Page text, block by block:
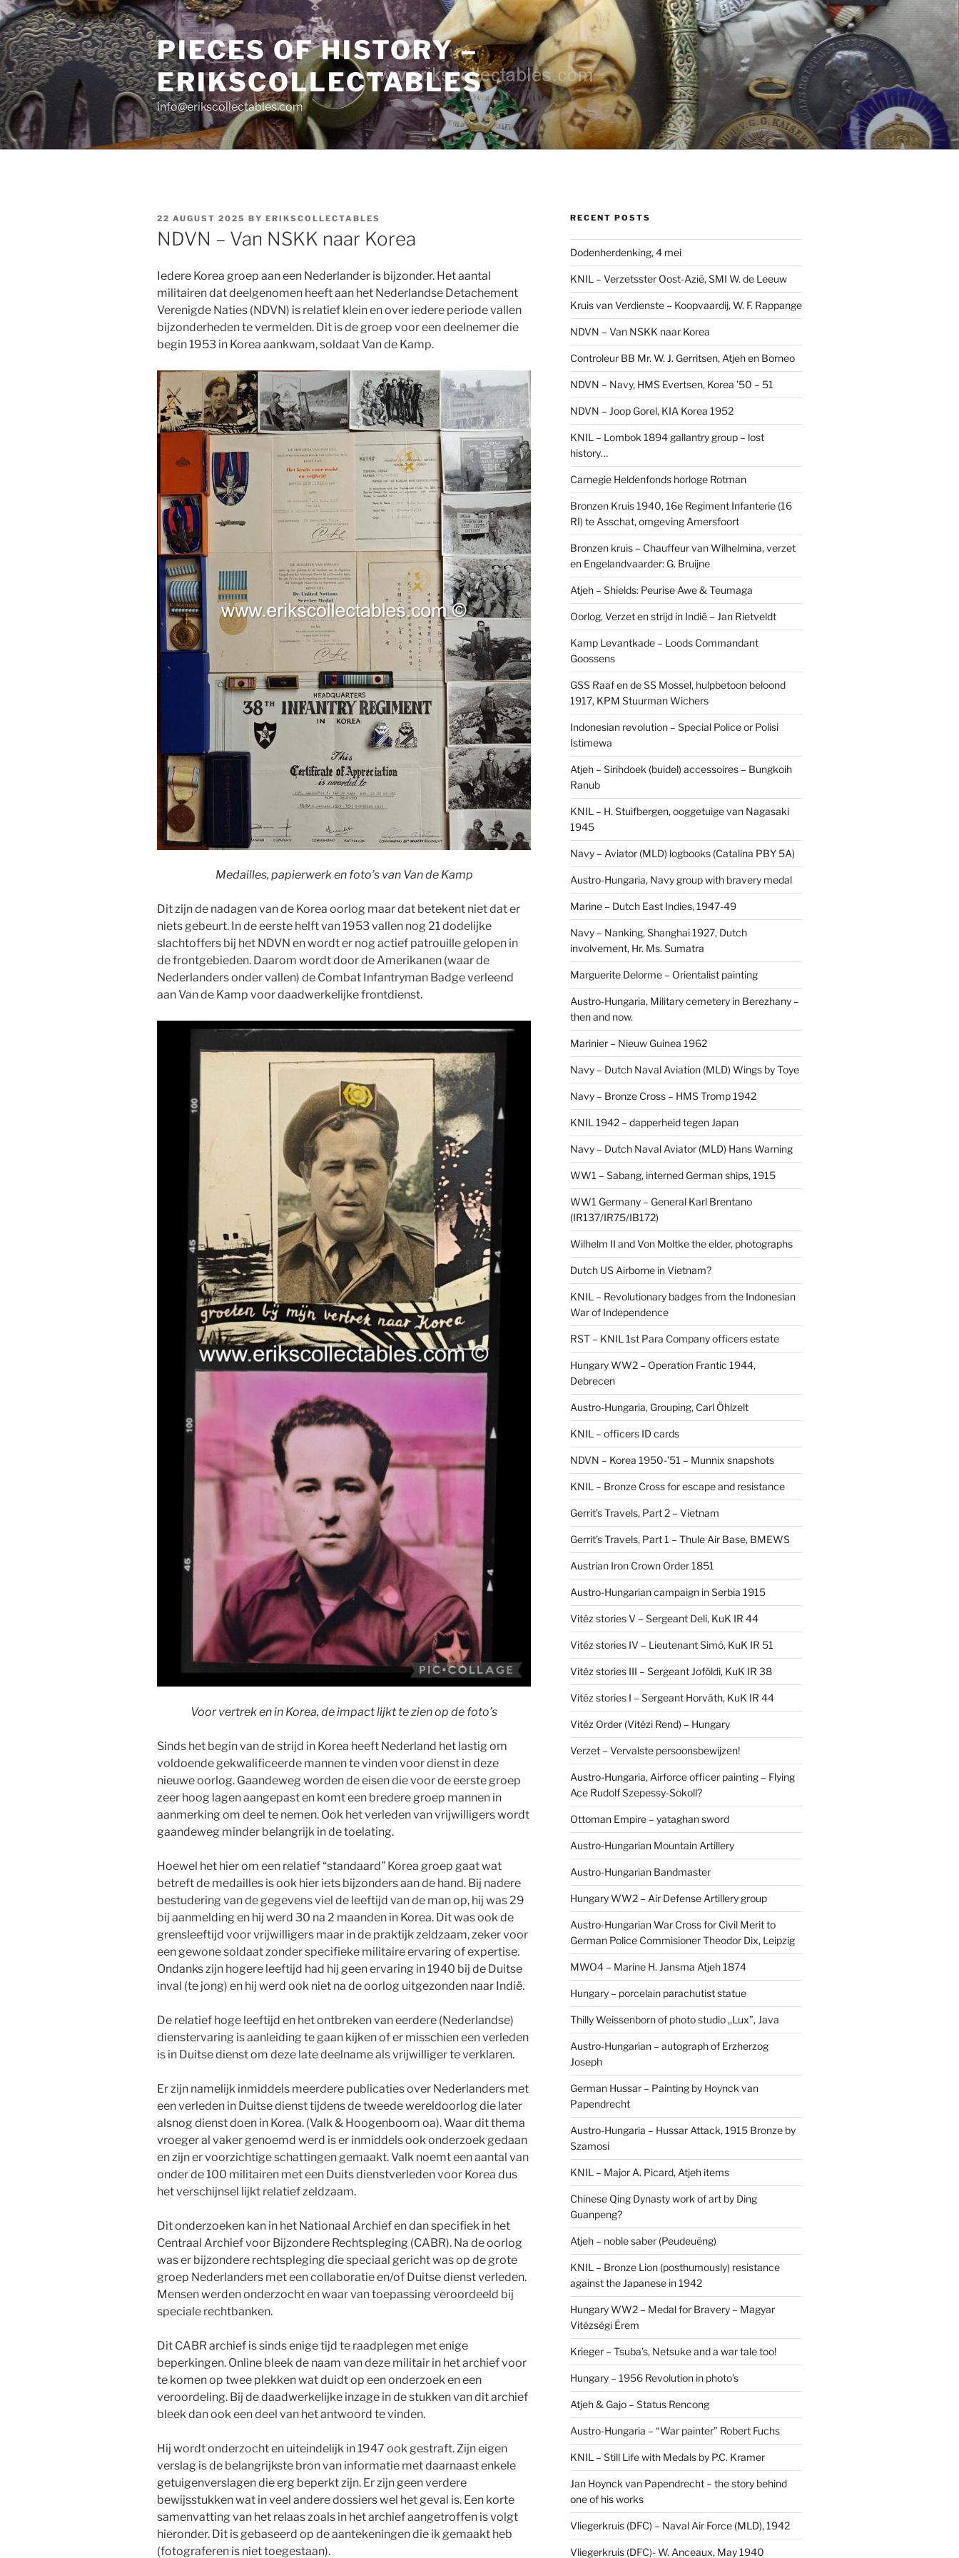
Skip
to
content
PIECES OF HISTORY –
ERIKSCOLLECTABLES
info@erikscollectables.com
POSTED
ON
22 AUGUST 2025 BY ERIKSCOLLECTABLES
NDVN – Van NSKK naar Korea
Iedere Korea groep aan een Nederlander is bijzonder. Het aantal
militairen dat deelgenomen heeft aan het Nederlandse Detachement
Verenigde Naties (NDVN) is relatief klein en over iedere periode vallen
bijzonderheden te vermelden. Dit is de groep voor een deelnemer die
begin 1953 in Korea aankwam, soldaat Van de Kamp.
Medailles, papierwerk en foto’s van Van de Kamp
Dit zijn de nadagen van de Korea oorlog maar dat betekent niet dat er
niets gebeurt. In de eerste helft van 1953 vallen nog 21 dodelijke
slachtoffers bij het NDVN en wordt er nog actief patrouille gelopen in
de frontgebieden. Daarom wordt door de Amerikanen (waar de
Nederlanders onder vallen) de Combat Infantryman Badge verleend
aan Van de Kamp voor daadwerkelijke frontdienst.
Voor vertrek en in Korea, de impact lijkt te zien op de foto’s
Sinds het begin van de strijd in Korea heeft Nederland het lastig om
voldoende gekwalificeerde mannen te vinden voor dienst in deze
nieuwe oorlog. Gaandeweg worden de eisen die voor de eerste groep
zeer hoog lagen aangepast en komt een bredere groep mannen in
aanmerking om deel te nemen. Ook het verleden van vrijwilligers wordt
gaandeweg minder belangrijk in de toelating.
Hoewel het hier om een relatief “standaard” Korea groep gaat wat
betreft de medailles is ook hier iets bijzonders aan de hand. Bij nadere
bestudering van de gegevens viel de leeftijd van de man op, hij was 29
bij aanmelding en hij werd 30 na 2 maanden in Korea. Dit was ook de
grensleeftijd voor vrijwilligers maar in de praktijk zeldzaam, zeker voor
een gewone soldaat zonder specifieke militaire ervaring of expertise.
Ondanks zijn hogere leeftijd had hij geen ervaring in 1940 bij de Duitse
inval (te jong) en hij werd ook niet na de oorlog uitgezonden naar Indië.
De relatief hoge leeftijd en het ontbreken van eerdere (Nederlandse)
dienstervaring is aanleiding te gaan kijken of er misschien een verleden
is in Duitse dienst om deze late deelname als vrijwilliger te verklaren.
Er zijn namelijk inmiddels meerdere publicaties over Nederlanders met
een verleden in Duitse dienst tijdens de tweede wereldoorlog die later
alsnog dienst doen in Korea. (Valk & Hoogenboom oa). Waar dit thema
vroeger al vaker genoemd werd is er inmiddels ook onderzoek gedaan
en zijn er voorzichtige schattingen gemaakt. Valk noemt een aantal van
onder de 100 militairen met een Duits dienstverleden voor Korea dus
het verschijnsel lijkt relatief zeldzaam.
Dit onderzoeken kan in het Nationaal Archief en dan specifiek in het
Centraal Archief voor Bijzondere Rechtspleging (CABR). Na de oorlog
was er bijzondere rechtspleging die speciaal gericht was op de grote
groep Nederlanders met een collaboratie en/of Duitse dienst verleden.
Mensen werden onderzocht en waar van toepassing veroordeeld bij
speciale rechtbanken.
Dit CABR archief is sinds enige tijd te raadplegen met enige
beperkingen. Online bleek de naam van deze militair in het archief voor
te komen op twee plekken wat duidt op een onderzoek en een
veroordeling. Bij de daadwerkelijke inzage in de stukken van dit archief
bleek dan ook een deel van het antwoord te vinden.
Hij wordt onderzocht en uiteindelijk in 1947 ook gestraft. Zijn eigen
verslag is de belangrijkste bron van informatie met daarnaast enkele
getuigenverslagen die erg beperkt zijn. Er zijn geen verdere
bewijsstukken wat in veel andere dossiers wel het geval is. Een korte
samenvatting van het relaas zoals in het archief aangetroffen is volgt
hieronder. Dit is gebaseerd op de aantekeningen die ik gemaakt heb
(fotograferen is niet toegestaan).
RECENT POSTS
Dodenherdenking, 4 mei
KNIL – Verzetsster Oost-Azië, SMI W. de Leeuw
Kruis van Verdienste – Koopvaardij, W. F. Rappange
NDVN – Van NSKK naar Korea
Controleur BB Mr. W. J. Gerritsen, Atjeh en Borneo
NDVN – Navy, HMS Evertsen, Korea ’50 – 51
NDVN – Joop Gorel, KIA Korea 1952
KNIL – Lombok 1894 gallantry group – lost
history…
Carnegie Heldenfonds horloge Rotman
Bronzen Kruis 1940, 16e Regiment Infanterie (16
RI) te Asschat, omgeving Amersfoort
Bronzen kruis – Chauffeur van Wilhelmina, verzet
en Engelandvaarder: G. Bruijne
Atjeh – Shields: Peurise Awe & Teumaga
Oorlog, Verzet en strijd in Indië – Jan Rietveldt
Kamp Levantkade – Loods Commandant
Goossens
GSS Raaf en de SS Mossel, hulpbetoon beloond
1917, KPM Stuurman Wichers
Indonesian revolution – Special Police or Polisi
Istimewa
Atjeh – Sirihdoek (buidel) accessoires – Bungkoih
Ranub
KNIL – H. Stuifbergen, ooggetuige van Nagasaki
1945
Navy – Aviator (MLD) logbooks (Catalina PBY 5A)
Austro-Hungaria, Navy group with bravery medal
Marine – Dutch East Indies, 1947-49
Navy – Nanking, Shanghai 1927, Dutch
involvement, Hr. Ms. Sumatra
Marguerite Delorme – Orientalist painting
Austro-Hungaria, Military cemetery in Berezhany –
then and now.
Marinier – Nieuw Guinea 1962
Navy – Dutch Naval Aviation (MLD) Wings by Toye
Navy – Bronze Cross – HMS Tromp 1942
KNIL 1942 – dapperheid tegen Japan
Navy – Dutch Naval Aviator (MLD) Hans Warning
WW1 – Sabang, interned German ships, 1915
WW1 Germany – General Karl Brentano
(IR137/IR75/IB172)
Wilhelm II and Von Moltke the elder, photographs
Dutch US Airborne in Vietnam?
KNIL – Revolutionary badges from the Indonesian
War of Independence
RST – KNIL 1st Para Company officers estate
Hungary WW2 – Operation Frantic 1944,
Debrecen
Austro-Hungaria, Grouping, Carl Öhlzelt
KNIL – officers ID cards
NDVN – Korea 1950-’51 – Munnix snapshots
KNIL – Bronze Cross for escape and resistance
Gerrit’s Travels, Part 2 – Vietnam
Gerrit’s Travels, Part 1 – Thule Air Base, BMEWS
Austrian Iron Crown Order 1851
Austro-Hungarian campaign in Serbia 1915
Vitéz stories V – Sergeant Deli, KuK IR 44
Vitéz stories IV – Lieutenant Simó, KuK IR 51
Vitéz stories III – Sergeant Joföldi, KuK IR 38
Vitéz stories I – Sergeant Horváth, KuK IR 44
Vitéz Order (Vitézi Rend) – Hungary
Verzet – Vervalste persoonsbewijzen!
Austro-Hungaria, Airforce officer painting – Flying
Ace Rudolf Szepessy-Sokoll?
Ottoman Empire – yataghan sword
Austro-Hungarian Mountain Artillery
Austro-Hungarian Bandmaster
Hungary WW2 – Air Defense Artillery group
Austro-Hungarian War Cross for Civil Merit to
German Police Commisioner Theodor Dix, Leipzig
MWO4 – Marine H. Jansma Atjeh 1874
Hungary – porcelain parachutist statue
Thilly Weissenborn of photo studio ,,Lux”, Java
Austro-Hungarian – autograph of Erzherzog
Joseph
German Hussar – Painting by Hoynck van
Papendrecht
Austro-Hungaria – Hussar Attack, 1915 Bronze by
Szamosi
KNIL – Major A. Picard, Atjeh items
Chinese Qing Dynasty work of art by Ding
Guanpeng?
Atjeh – noble saber (Peudeuëng)
KNIL – Bronze Lion (posthumously) resistance
against the Japanese in 1942
Hungary WW2 – Medal for Bravery – Magyar
Vitézségi Érem
Krieger – Tsuba’s, Netsuke and a war tale too!
Hungary – 1956 Revolution in photo’s
Atjeh & Gajo – Status Rencong
Austro-Hungaria – “War painter” Robert Fuchs
KNIL – Still Life with Medals by P.C. Kramer
Jan Hoynck van Papendrecht – the story behind
one of his works
Vliegerkruis (DFC) – Naval Air Force (MLD), 1942
Vliegerkruis (DFC)- W. Anceaux, May 1940